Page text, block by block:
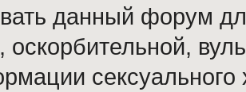
данный форум
оскорбительной,